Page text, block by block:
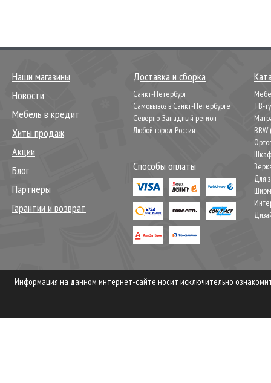
Наши магазины
Новости
Мебель в кредит
Хиты продаж
Акции
Блог
Партнёры
Гарантии и возврат
Доставка и сборка
Санкт-Петербург
Самовывоз в Санкт-Петербурге
Северно-Западный регион
Любой город России
Способы оплаты
ТВ-
Для
Информация на данном интернет-сайте носит исключительно